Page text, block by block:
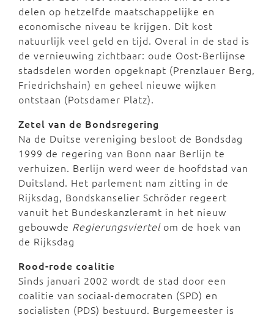
delen op hetzelfde maatschappelijke en
economische niveau te krijgen. Dit kost
natuurlijk veel geld en tijd. Overal in de stad is
de vernieuwing zichtbaar: oude Oost-Berlijnse
stadsdelen worden opgeknapt (Prenzlauer Berg,
Friedrichshain) en geheel nieuwe wijken
ontstaan (Potsdamer Platz).
Zetel van de Bondsregering
Na de Duitse vereniging besloot de Bondsdag
1999 de regering van Bonn naar Berlijn te
verhuizen. Berlijn werd weer de hoofdstad van
Duitsland. Het parlement nam zitting in de
Rijksdag, Bondskanselier Schröder regeert
vanuit het Bundeskanzleramt in het nieuw
gebouwde Regierungsviertelom de hoek van
de Rijksdag
Rood-rode coalitie
Sinds januari 2002 wordt de stad door een
coalitie van sociaal-democraten (SPD) en
socialisten (PDS) bestuurd. Burgemeester is